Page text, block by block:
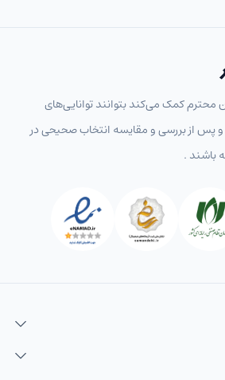
محترم کمک می‌کند بتوانند توانایی‌های
و پس از بررسی و مقایسه انتخاب‌ صحیحی در
باشند .